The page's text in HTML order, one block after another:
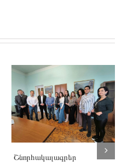
Շնորհակալագրեր